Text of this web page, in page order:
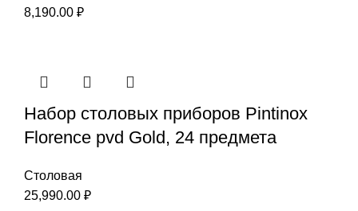
8,190.00 ₽
Набор столовых приборов Pintinox
Florence pvd Gold, 24 предмета
Столовая
25,990.00 ₽